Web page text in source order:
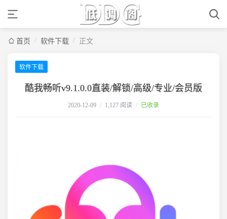
首页 / 软件下载 / 正文
软件下载
酷我畅听v9.1.0.0直装/解锁/高级/专业/会员版
2020-12-09 / 1,127 阅读 / 已收录